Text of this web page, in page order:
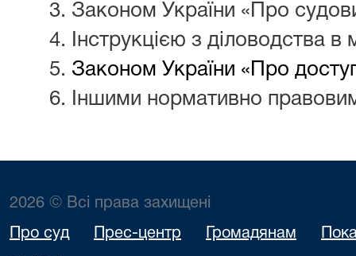
3. Законом України «Про
4. Інструкцією з діловодства в
5. Законом України «Про
6. Іншими нормативно
2026 © Всі права захищені
Про суд Прес-центр Громадянам